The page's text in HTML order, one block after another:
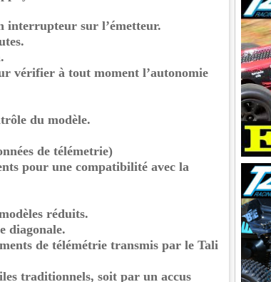
interrupteur sur l’émetteur.
vérifier à tout moment l’autonomie
du modèle.
de télémetrie)
pour une compatibilité avec la
réduits.
diagonale.
de télémétrie transmis par le Tali
traditionnels, soit par un accus